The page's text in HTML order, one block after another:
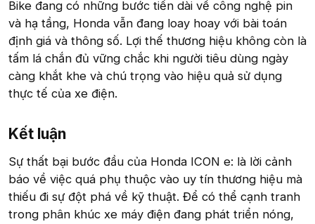
Bike đang có những bước tiến dài về công nghệ pin
và hạ tầng, Honda vẫn đang loay hoay với bài toán
định giá và thông số. Lợi thế thương hiệu không còn là
tấm lá chắn đủ vững chắc khi người tiêu dùng ngày
càng khắt khe và chú trọng vào hiệu quả sử dụng
thực tế của xe điện.
Kết luận​
Sự thất bại bước đầu của Honda ICON e: là lời cảnh
báo về việc quá phụ thuộc vào uy tín thương hiệu mà
thiếu đi sự đột phá về kỹ thuật. Để có thể cạnh tranh
trong phân khúc xe máy điện đang phát triển nóng,